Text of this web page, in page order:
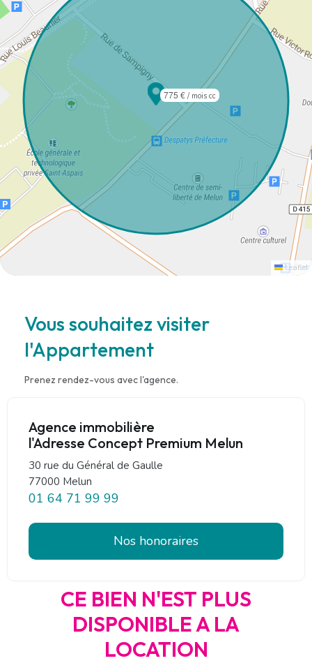
775 € / mois cc
Leaflet
Vous souhaitez visiter
l'Appartement
Prenez rendez-vous avec l'agence.
Agence immobilière
l'Adresse Concept Premium Melun
30 rue du Général de Gaulle
77000 Melun
01 64 71 99 99
Nos honoraires
CE BIEN N'EST PLUS
DISPONIBLE A LA
LOCATION